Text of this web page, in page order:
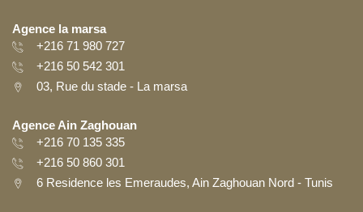
Agence la marsa
+216 71 980 727
+216 50 542 301
03, Rue du stade - La marsa
Agence Ain Zaghouan
+216 70 135 335
+216 50 860 301
6 Residence les Emeraudes, Ain Zaghouan Nord - Tunis